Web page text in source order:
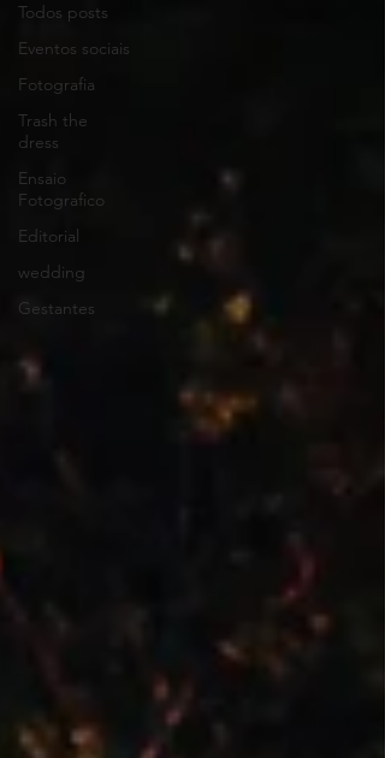
Todos posts
Eventos sociais
Fotografia
Trash the
dress
Ensaio
Fotografico
Editorial
wedding
Gestantes